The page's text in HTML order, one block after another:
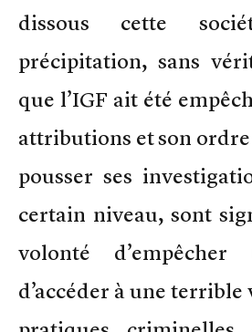
dissous cette
précipitation, sans
que l’IGF ait été
attributions et son
pousser ses
certain niveau, sont
volonté d’empêcher
d’accéder à une